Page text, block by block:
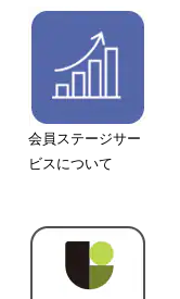
会員ステージサー
ビスについて